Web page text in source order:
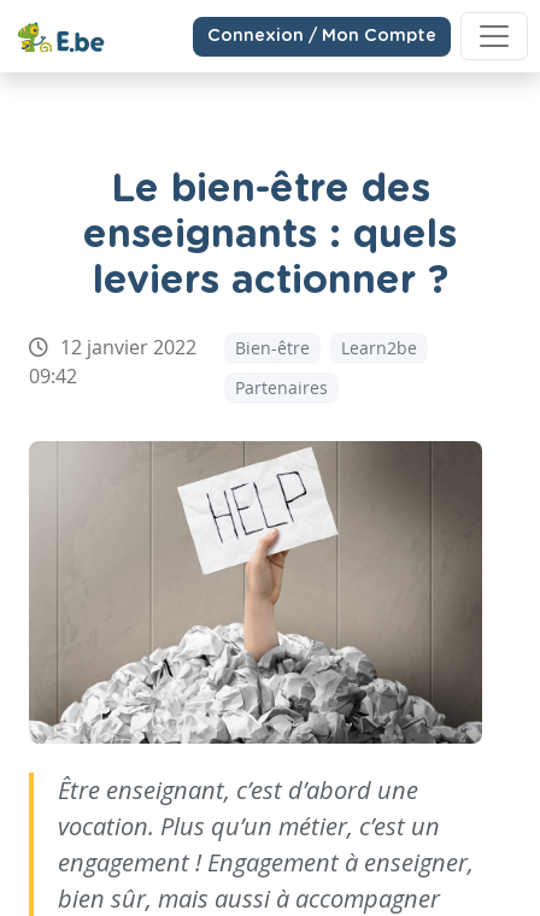
Connexion / Mon Compte
Le bien-être des
enseignants : quels
leviers actionner ?
12 janvier 2022
09:42
Bien-être
Learn2be
Partenaires
Être enseignant, c’est d’abord une
vocation. Plus qu’un métier, c’est un
engagement ! Engagement à enseigner,
bien sûr, mais aussi à accompagner